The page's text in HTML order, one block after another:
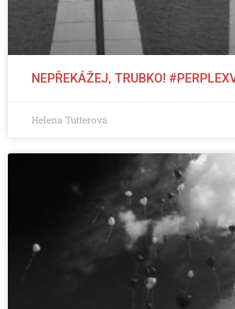
NEPŘEKÁŽEJ, TRUBKO!
Helena Tutterová